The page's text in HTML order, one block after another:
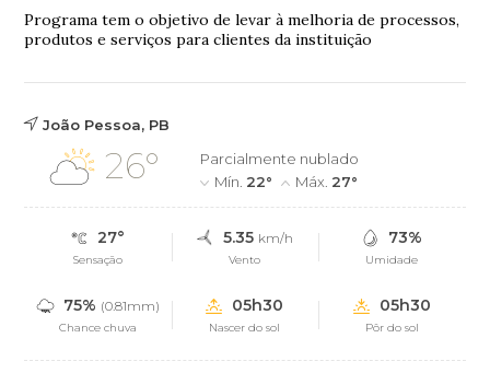
Programa tem o objetivo de levar à melhoria de processos,
produtos e serviços para clientes da instituição
João Pessoa, PB
26°
Parcialmente nublado
Mín. 22° Máx. 27°
27°
Sensação
5.35 km/h
Vento
73%
Umidade
75% (0.81mm)
Chance chuva
05h30
Nascer do sol
05h30
Pôr do sol